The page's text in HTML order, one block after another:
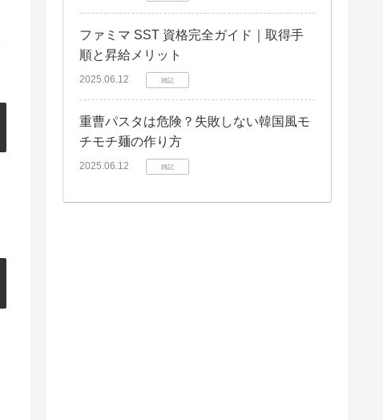
ファミマ SST 資格完全ガイド｜取得手
順と昇給メリット
2025.06.12 雑記
重曹パスタは危険？失敗しない韓国風モ
チモチ麺の作り方
2025.06.12 雑記